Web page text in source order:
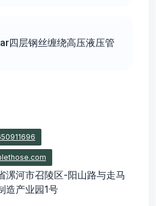
四层钢丝缠绕高压液压管
漯河市召陵区-阳山路与走马
造产业园1号